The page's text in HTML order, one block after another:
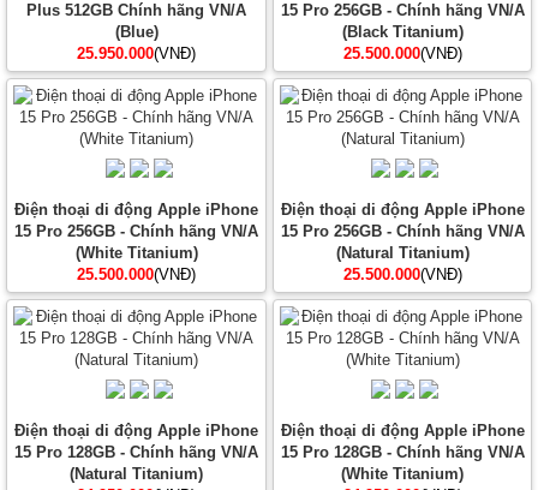
Plus 512GB Chính hãng VN/A
(Blue)
25.950.000(VNĐ)
15 Pro 256GB - Chính hãng VN/A
(Black Titanium)
25.500.000(VNĐ)
Điện thoại di động Apple iPhone
15 Pro 256GB - Chính hãng VN/A
(White Titanium)
25.500.000(VNĐ)
Điện thoại di động Apple iPhone
15 Pro 256GB - Chính hãng VN/A
(Natural Titanium)
25.500.000(VNĐ)
Điện thoại di động Apple iPhone
15 Pro 128GB - Chính hãng VN/A
(Natural Titanium)
Điện thoại di động Apple iPhone
15 Pro 128GB - Chính hãng VN/A
(White Titanium)